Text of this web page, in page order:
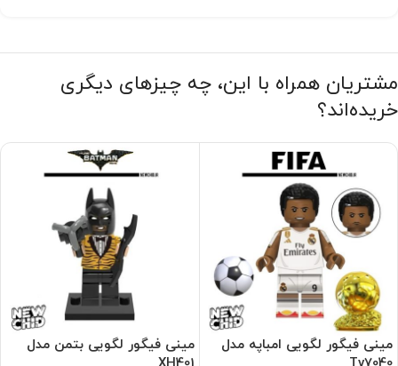
مشتریان همراه با این، چه چیزهای دیگری
خریده‌اند؟
مینی فیگور لگویی امباپه مدل
مینی فیگور لگویی بتمن مدل